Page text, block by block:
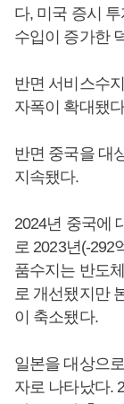
다, 미국 증시
수입이 증가한
반면 서비스수
자폭이 확대됐
반면 중국을 대
지속됐다.
2024년 중국에
로 2023년(-292
품수지는 반도
로 개선됐지만
이 축소됐다.
일본을 대상으
자로 나타났다.